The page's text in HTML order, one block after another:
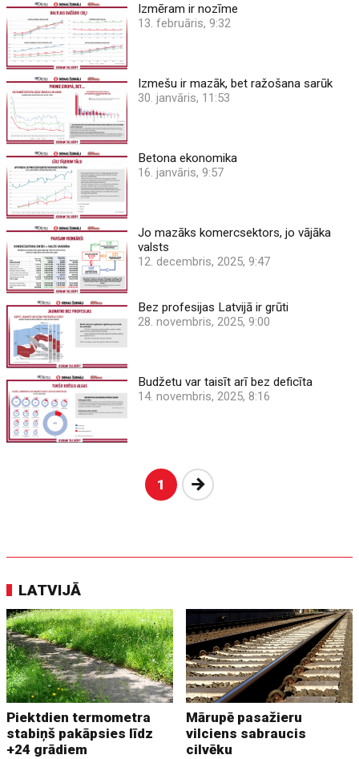
Izmēram ir nozīme
13. februāris, 9:32
Izmešu ir mazāk, bet ražošana sarūk
30. janvāris, 11:53
Betona ekonomika
16. janvāris, 9:57
Jo mazāks komercsektors, jo vājāka
valsts
12. decembris, 2025, 9:47
Bez profesijas Latvijā ir grūti
28. novembris, 2025, 9:00
Budžetu var taisīt arī bez deficīta
14. novembris, 2025, 8:16
1 Nākošā
LATVIJĀ
Piektdien termometra
stabiņš pakāpsies līdz
+24 grādiem
Mārupē pasažieru
vilciens sabraucis
cilvēku